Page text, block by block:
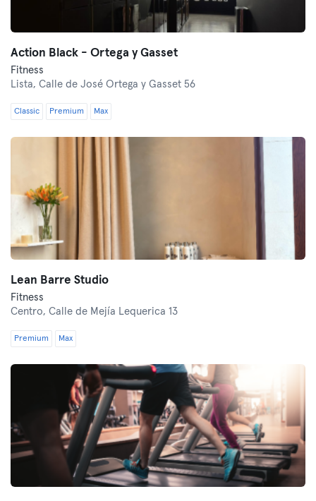
Action Black - Ortega y Gasset
Fitness
Lista, Calle de José Ortega y Gasset 56
Classic Premium Max
Lean Barre Studio
Fitness
Centro, Calle de Mejía Lequerica 13
Premium Max